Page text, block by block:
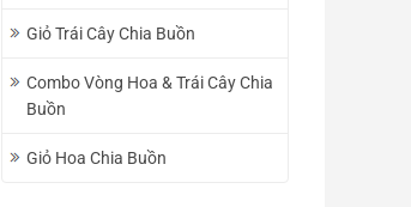
Giỏ Trái Cây Chia Buồn
Combo Vòng Hoa & Trái Cây Chia
Buồn
Giỏ Hoa Chia Buồn